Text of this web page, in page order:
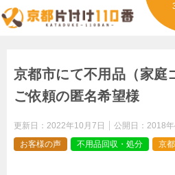
京都市にて不用品（家庭
ご依頼の匿名希望様
更新日： 2022年10月7日 公開日： 2018
お客様の声
不用品回収・処分 京